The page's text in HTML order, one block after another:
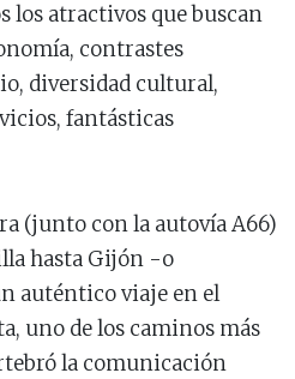
los atractivos que buscan
contrastes
diversidad cultural,
fantásticas
(junto con la autovía A66)
hasta Gijón -o
auténtico viaje en el
uno de los caminos más
la comunicación